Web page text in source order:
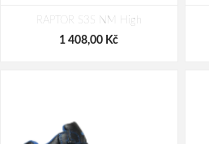
RAPTOR S3S NM High
1 408,00 Kč